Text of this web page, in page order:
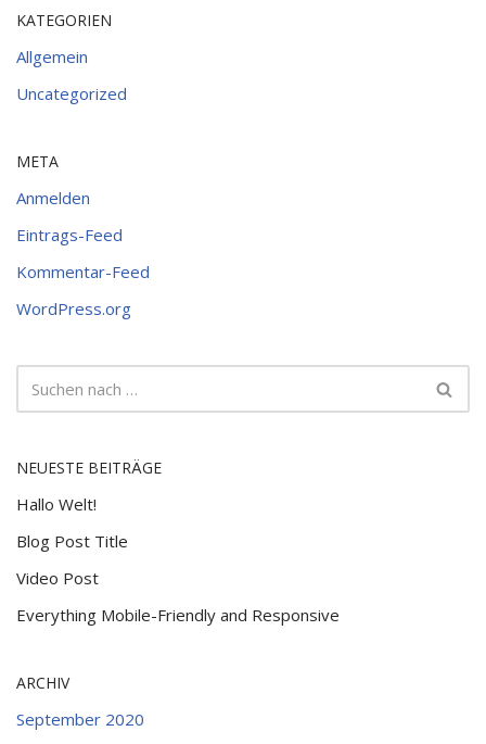
KATEGORIEN
Allgemein
Uncategorized
META
Anmelden
Eintrags-Feed
Kommentar-Feed
WordPress.org
NEUESTE BEITRÄGE
Hallo Welt!
Blog Post Title
Video Post
Everything Mobile-Friendly and Responsive
ARCHIV
September 2020